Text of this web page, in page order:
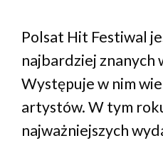
Polsat Hit Festiwal
najbardziej znanych
Występuje w nim
artystów. W tym
najważniejszych